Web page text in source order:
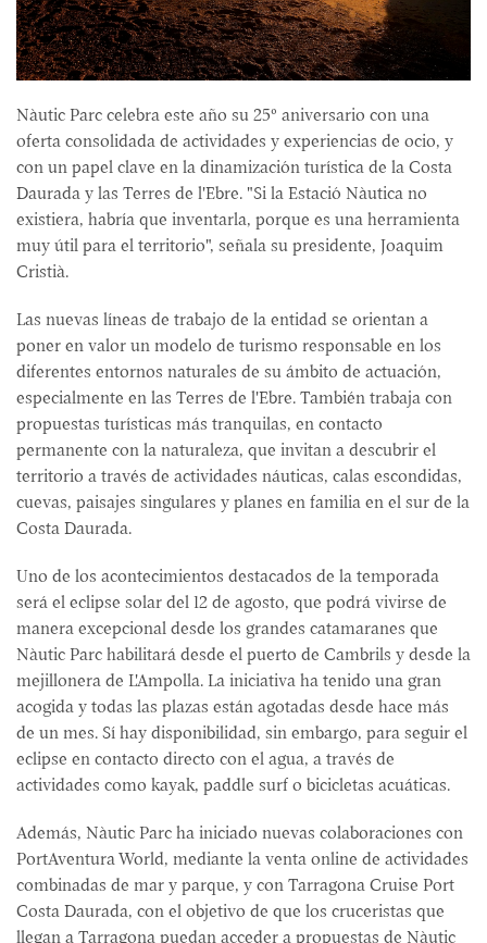
Nàutic Parc celebra este año su 25º aniversario con una
oferta consolidada de actividades y experiencias de ocio, y
con un papel clave en la dinamización turística de la Costa
Daurada y las Terres de l'Ebre. "Si la Estació Nàutica no
existiera, habría que inventarla, porque es una herramienta
muy útil para el territorio", señala su presidente, Joaquim
Cristià.
Las nuevas líneas de trabajo de la entidad se orientan a
poner en valor un modelo de turismo responsable en los
diferentes entornos naturales de su ámbito de actuación,
especialmente en las Terres de l'Ebre. También trabaja con
propuestas turísticas más tranquilas, en contacto
permanente con la naturaleza, que invitan a descubrir el
territorio a través de actividades náuticas, calas escondidas,
cuevas, paisajes singulares y planes en familia en el sur de la
Costa Daurada.
Uno de los acontecimientos destacados de la temporada
será el eclipse solar del 12 de agosto, que podrá vivirse de
manera excepcional desde los grandes catamaranes que
Nàutic Parc habilitará desde el puerto de Cambrils y desde la
mejillonera de L'Ampolla. La iniciativa ha tenido una gran
acogida y todas las plazas están agotadas desde hace más
de un mes. Sí hay disponibilidad, sin embargo, para seguir el
eclipse en contacto directo con el agua, a través de
actividades como kayak, paddle surf o bicicletas acuáticas.
Además, Nàutic Parc ha iniciado nuevas colaboraciones con
PortAventura World, mediante la venta online de actividades
combinadas de mar y parque, y con Tarragona Cruise Port
Costa Daurada, con el objetivo de que los cruceristas que
llegan a Tarragona puedan acceder a propuestas de Nàutic